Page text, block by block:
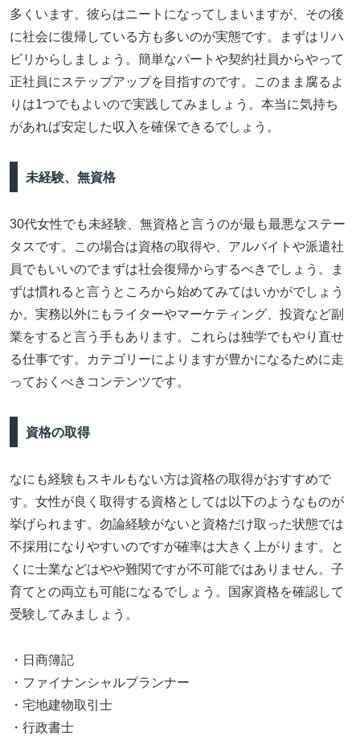
多くいます。彼らはニートになってしまいますが、その後
に社会に復帰している方も多いのが実態です。まずはリハ
ビリからしましょう。簡単なパートや契約社員からやって
正社員にステップアップを目指すのです。このまま腐るよ
りは1つでもよいので実践してみましょう。本当に気持ち
があれば安定した収入を確保できるでしょう。
未経験、無資格
30代女性でも未経験、無資格と言うのが最も最悪なステー
タスです。この場合は資格の取得や、アルバイトや派遣社
員でもいいのでまずは社会復帰からするべきでしょう。ま
ずは慣れると言うところから始めてみてはいかがでしょう
か。実務以外にもライターやマーケティング、投資など副
業をすると言う手もあります。これらは独学でもやり直せ
る仕事です。カテゴリーによりますが豊かになるために走
っておくべきコンテンツです。
資格の取得
なにも経験もスキルもない方は資格の取得がおすすめで
す。女性が良く取得する資格としては以下のようなものが
挙げられます。勿論経験がないと資格だけ取った状態では
不採用になりやすいのですが確率は大きく上がります。と
くに士業などはやや難関ですが不可能ではありません。子
育てとの両立も可能になるでしょう。国家資格を確認して
受験してみましょう。
・日商簿記
・ファイナンシャルプランナー
・宅地建物取引士
・行政書士